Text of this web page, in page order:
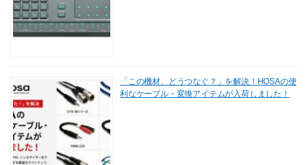
「この機材、どうつなぐ？」を解決！HOSAの便
利なケーブル・変換アイテムが入荷しました！